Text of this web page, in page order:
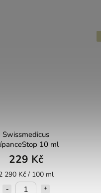
Swissmedicus
10 ml
229 Kč
290 Kč / 100 ml